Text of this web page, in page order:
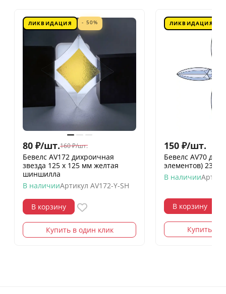
ЛИКВИДАЦИЯ - 50%
80 ₽/шт.160 ₽/шт.
Бевелс AV172 дихроичная
звезда 125 х 125 мм желтая
шиншилла
В наличииАртикул AV172-Y-SH
В корзину
Купить в один клик
ЛИКВИДАЦИЯ
150 ₽/шт.
Бевелс AV70
элементов) 233
В наличии
В корзину
Купить в